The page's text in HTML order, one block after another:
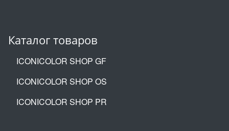
Каталог товаров
ICONICOLOR SHOP GF
ICONICOLOR SHOP OS
ICONICOLOR SHOP PR